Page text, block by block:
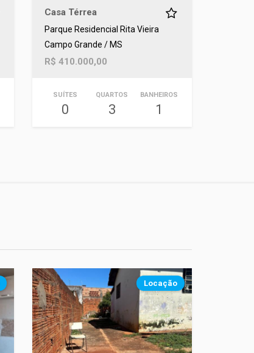
Casa Térrea
Parque Residencial Rita Vieira
Campo Grande / MS
R$ 410.000,00
SUÍTES
0
QUARTOS
3
BANHEIROS
1
Locação